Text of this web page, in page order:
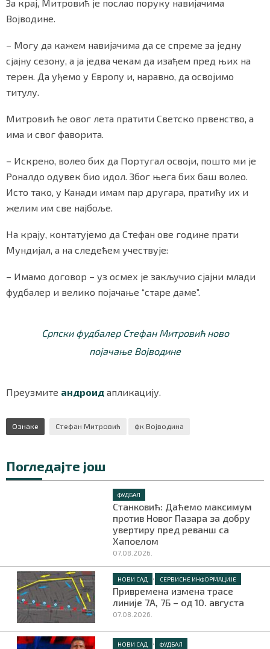
За крај, Митровић је послао поруку навијачима
Војводине.
– Могу да кажем навијачима да се спреме за једну
сјајну сезону, а ја једва чекам да изађем пред њих на
терен. Да уђемо у Европу и, наравно, да освојимо
титулу.
Митровић ће овог лета пратити Светско првенство, а
има и свог фаворита.
– Искрено, волео бих да Португал освоји, пошто ми је
Роналдо одувек био идол. Због њега бих баш волео.
Исто тако, у Канади имам пар другара, пратићу их и
желим им све најбоље.
На крају, контатујемо да Стефан ове године прати
Мундијал, а на следећем учествује:
– Имамо договор – уз осмех је закључио сјајни млади
фудбалер и велико појачање “старе даме”.
Српски фудбалер Стефан Митровић ново
појачање Војводине
Преузмите андроид апликацију.
Ознаке Стефан Митровић фк Војводина
Погледајте још
ФУДБАЛ
Станковић: Даћемо максимум
против Новог Пазара за добру
увертиру пред реванш са
Хапоелом
07.08.2026.
НОВИ САД • СЕРВИСНЕ ИНФОРМАЦИЈЕ
Привремена измена трасе
линије 7А, 7Б – од 10. августа
07.08.2026.
НОВИ САД • ФУДБАЛ